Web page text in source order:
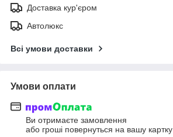
Доставка кур'єром
Автолюкс
Всі умови доставки
Умови оплати
Ви отримаєте замовлення
або гроші повернуться на вашу картку